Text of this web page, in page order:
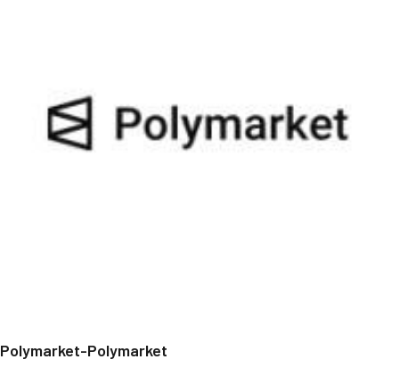
Polymarket-Polymarket